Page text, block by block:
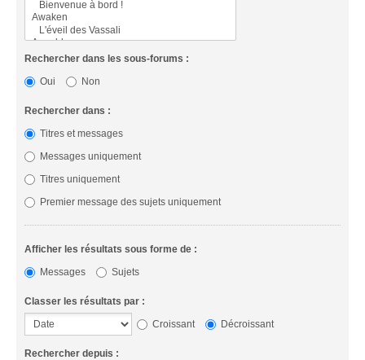
Rechercher dans les sous-forums :
Oui
Non
Rechercher dans :
Titres et messages
Messages uniquement
Titres uniquement
Premier message des sujets uniquement
Afficher les résultats sous forme de :
Messages
Sujets
Classer les résultats par :
Croissant
Décroissant
Rechercher depuis :